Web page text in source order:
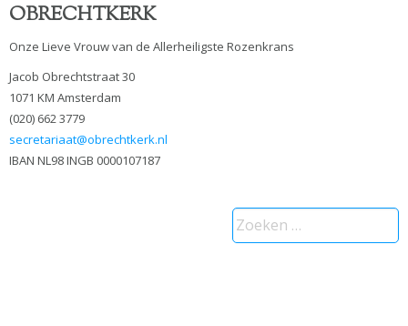
OBRECHTKERK
Onze Lieve Vrouw van de Allerheiligste Rozenkrans
Jacob Obrechtstraat 30
1071 KM Amsterdam
(020) 662 3779
secretariaat@obrechtkerk.nl
IBAN NL98 INGB 0000107187
Zoeken
naar: